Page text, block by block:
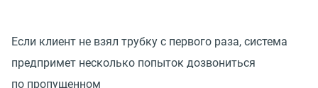
Если клиент не взял трубку с первого раза, система
предпримет несколько попыток дозвониться
по пропущенном